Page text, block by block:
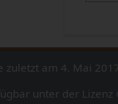
zuletzt am 4. Mai
unter der Lizenz